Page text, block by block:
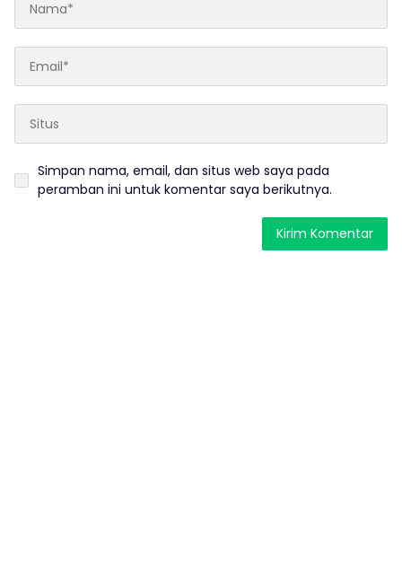
Simpan nama, email, dan situs web saya pada
peramban ini untuk komentar saya berikutnya.